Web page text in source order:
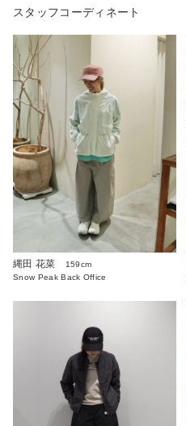
スタッフコーディネート
縄田 花菜
159cm
Snow Peak Back Office